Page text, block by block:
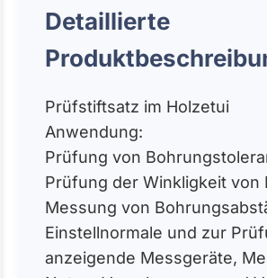
Detaillierte
Prüfstiftsatz im Holzetui
Anwendung:
Prüfung von
Prüfung der Winkligkeit von
Messung von
Einstellnormale und zur
anzeigende Messgeräte,